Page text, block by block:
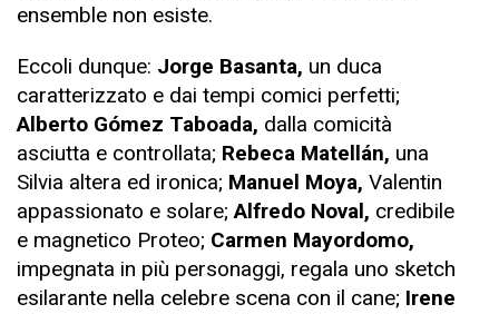
ensemble non esiste.
Eccoli dunque: Jorge Basanta, un duca
caratterizzato e dai tempi comici perfetti;
Alberto Gómez Taboada, dalla comicità
asciutta e controllata; Rebeca Matellán, una
Silvia altera ed ironica; Manuel Moya, Valentin
appassionato e solare;Alfredo Noval, credibile
e magnetico Proteo; Carmen Mayordomo,
impegnata in più personaggi, regala uno sketch
esilarante nella celebre scena con il cane; Irene